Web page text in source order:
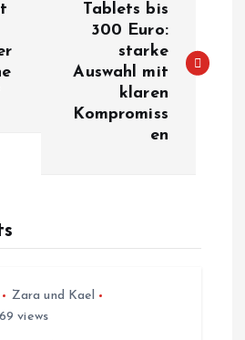
Tablets bis
300 Euro:
starke
Auswahl mit
klaren
Kompromiss
en
Zara und Kael
69 views